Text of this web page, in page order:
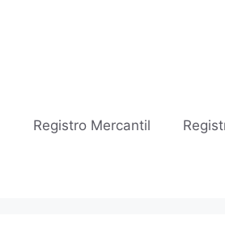
Registro Mercantil